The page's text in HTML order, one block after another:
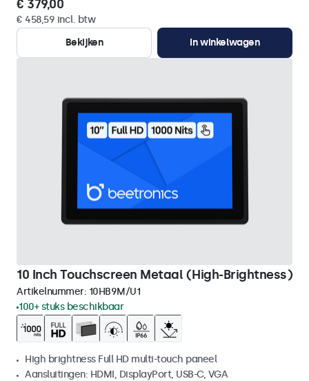
€ 379,00
€ 458,59 incl. btw
Bekijken
In winkelwagen
10 Inch Touchscreen Metaal (High-Brightness)
Artikelnummer: 10HB9M/U1
100+ stuks beschikbaar
High brightness Full HD multi-touch paneel
Aansluitingen: HDMI, DisplayPort, USB-C, VGA